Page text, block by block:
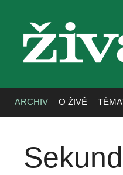
živa
ARCHIV O ŽIVĚ